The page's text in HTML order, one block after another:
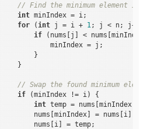
// Find the minimum element in
int minIndex = i;
for (int j = i + 1; j < n; j++) {
if (nums[j] < nums[minIndex]) {
minIndex = j;
}
}
// Swap the found minimum element
if (minIndex != i) {
int temp = nums[minIndex];
nums[minIndex] = nums[i];
nums[i] = temp;